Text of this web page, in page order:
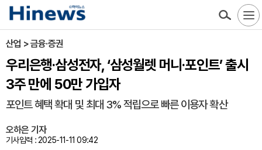
산업 > 금융·증권
우리은행·삼성전자, ‘삼성월렛 머니·포인트’ 출시
3주 만에 50만 가입자
포인트 혜택 확대 및 최대 3% 적립으로 빠른 이용자 확산
오하은 기자
기사입력 : 2025-11-11 09:42